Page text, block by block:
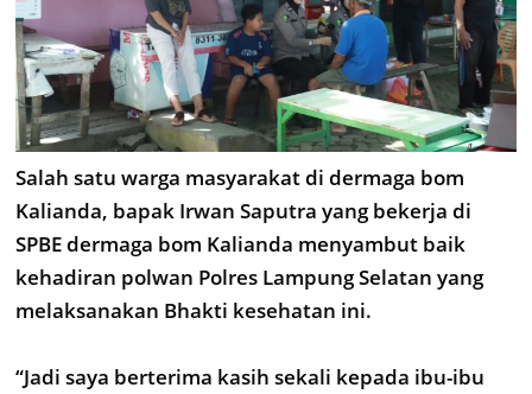
Salah satu warga masyarakat di dermaga bom
Kalianda, bapak Irwan Saputra yang bekerja di
SPBE dermaga bom Kalianda menyambut baik
kehadiran polwan Polres Lampung Selatan yang
melaksanakan Bhakti kesehatan ini.
“Jadi saya berterima kasih sekali kepada ibu-ibu